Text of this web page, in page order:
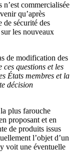
commercialisée
qu’après
de sécurité des
les nouveaux
de modification des
ces questions et les
États membres et la
décision
plus farouche
proposant et en
de produits issus
l’objet d’un
voit une éventuelle